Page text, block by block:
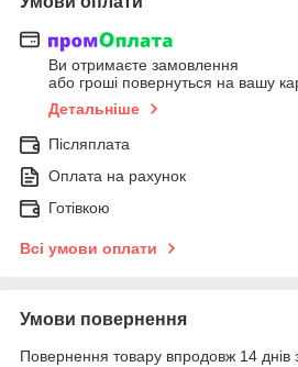
Ви отримаєте замовлення
або гроші повернуться на вашу
Детальніше
Післяплата
Оплата на рахунок
Готівкою
Всі умови оплати
Умови повернення
Повернення товару впродовж 14 днів